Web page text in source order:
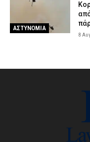
ΑΣΤΥΝΟΜΙΑ
8